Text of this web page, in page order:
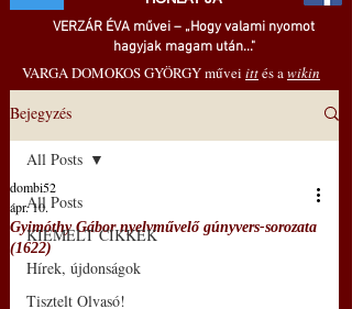
VERZÁR ÉVA művei – „Hogy valami nyomot
hagyjak magam után..."
VARGA DOMOKOS GYÖRGY művei ittés awikin
Bejegyzés
All Posts
KIEMELT CIKKEK
Hírek, újdonságok
Tisztelt Olvasó!
All Posts
Gyimóthy Gábor nyelvművelő gúnyvers-sorozata
(1622)
dombi52
ápr. 10.